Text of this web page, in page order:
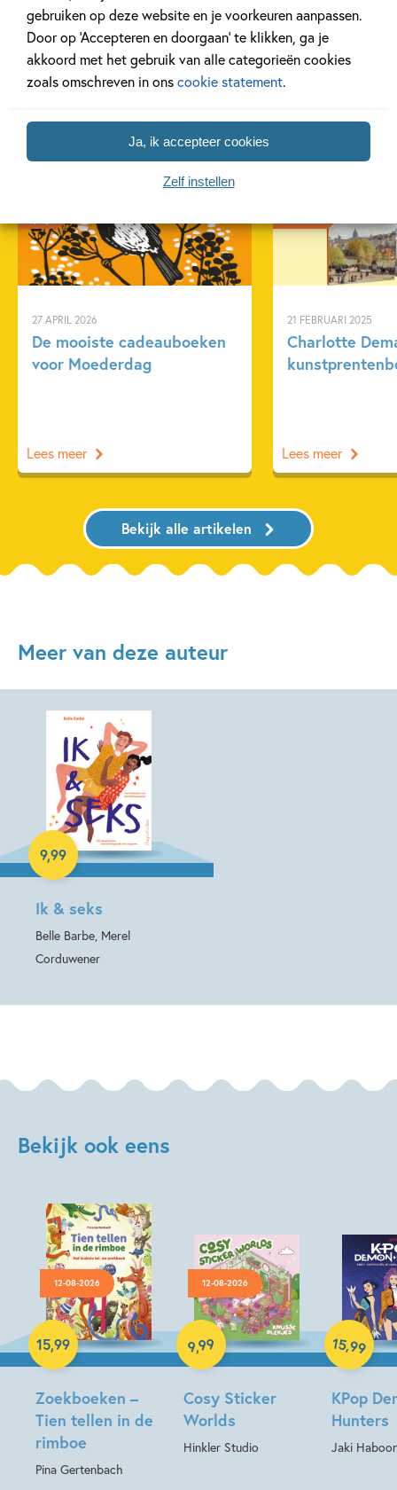
gebruiken op deze website en je voorkeuren aanpassen.
Door op ‘Accepteren en doorgaan’ te klikken, ga je
akkoord met het gebruik van alle categorieën cookies
zoals omschreven in onscookie statement.
Ja, ik accepteer cookies
Zelf instellen
Gerelateerde artikelen
27 APRIL 2026
De mooiste cadeauboeken
voor Moederdag
Lees meer
21 FEBRUARI 2025
Charlotte
Lees meer
Bekijk alle artikelen
Meer van deze auteur
Ik & seks
Belle Barbe, Merel
Corduwener
9,99
E-book
Bekijk ook eens
12-08-2026
Zoekboeken –
Tien tellen in de
rimboe
Pina Gertenbach
15,99
Hardcover
12-08-2026
Cosy Sticker
Worlds
Hinkler Studio
9,99
Paperback
KPop
Hunters
Jaki
15,99
Paperback